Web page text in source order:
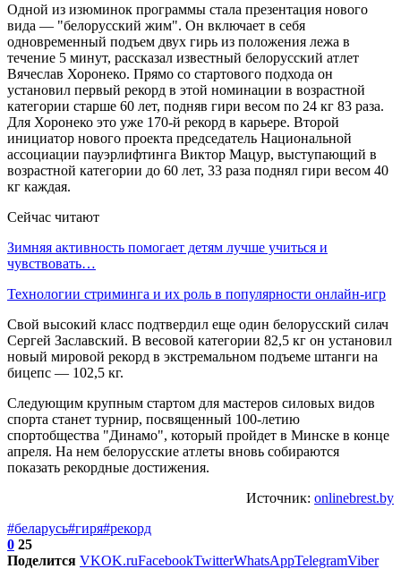
Одной из изюминок программы стала презентация нового
вида — "белорусский жим". Он включает в себя
одновременный подъем двух гирь из положения лежа в
течение 5 минут, рассказал известный белорусский атлет
Вячеслав Хоронеко. Прямо со стартового подхода он
установил первый рекорд в этой номинации в возрастной
категории старше 60 лет, подняв гири весом по 24 кг 83 раза.
Для Хоронеко это уже 170-й рекорд в карьере. Второй
инициатор нового проекта председатель Национальной
ассоциации пауэрлифтинга Виктор Мацур, выступающий в
возрастной категории до 60 лет, 33 раза поднял гири весом 40
кг каждая.
Сейчас читают
Зимняя активность помогает детям лучше учиться и
чувствовать…
Технологии стриминга и их роль в популярности онлайн-игр
Свой высокий класс подтвердил еще один белорусский силач
Сергей Заславский. В весовой категории 82,5 кг он установил
новый мировой рекорд в экстремальном подъеме штанги на
бицепс — 102,5 кг.
Следующим крупным стартом для мастеров силовых видов
спорта станет турнир, посвященный 100-летию
спортобщества "Динамо", который пройдет в Минске в конце
апреля. На нем белорусские атлеты вновь собираются
показать рекордные достижения.
Источник: onlinebrest.by
#беларусь#гиря#рекорд
0 25
Поделится VKOK.ruFacebookTwitterWhatsAppTelegramViber